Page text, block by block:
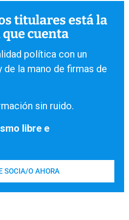
titulares está la
cuenta
política con un
de la mano de firmas de
sin ruido.
libre e
SOCIA/O AHORA